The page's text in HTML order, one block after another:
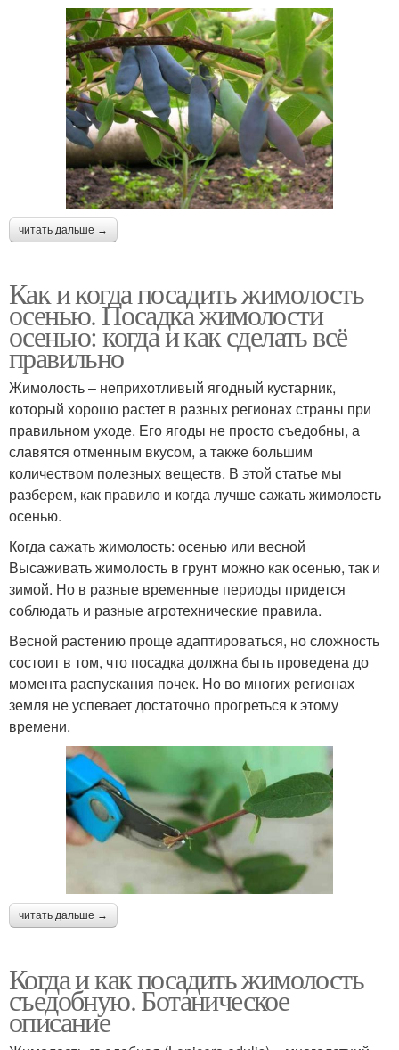
читать дальше →
Как и когда посадить жимолость
осенью. Посадка жимолости
осенью: когда и как сделать всё
правильно
Жимолость – неприхотливый ягодный кустарник,
который хорошо растет в разных регионах страны при
правильном уходе. Его ягоды не просто съедобны, а
славятся отменным вкусом, а также большим
количеством полезных веществ. В этой статье мы
разберем, как правило и когда лучше сажать жимолость
осенью.
Когда сажать жимолость: осенью или весной
Высаживать жимолость в грунт можно как осенью, так и
зимой. Но в разные временные периоды придется
соблюдать и разные агротехнические правила.
Весной растению проще адаптироваться, но сложность
состоит в том, что посадка должна быть проведена до
момента распускания почек. Но во многих регионах
земля не успевает достаточно прогреться к этому
времени.
читать дальше →
Когда и как посадить жимолость
съедобную. Ботаническое
описание